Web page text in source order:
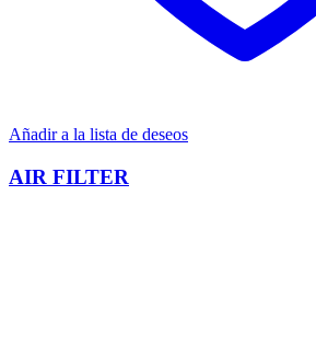
Añadir a la lista de deseos
AIR FILTER